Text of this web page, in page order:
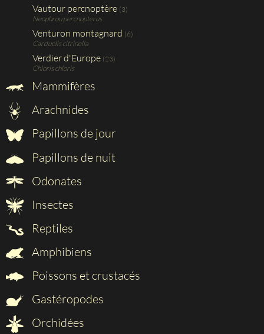
Vautour percnoptère (3)
Neophron percnopterus
Venturon montagnard (6)
Carduelis citrinella
Verdier d'Europe (23)
Chloris chloris
Mammifères
Arachnides
Papillons de jour
Papillons de nuit
Odonates
Insectes
Reptiles
Amphibiens
Poissons et crustacés
Gastéropodes
Orchidées